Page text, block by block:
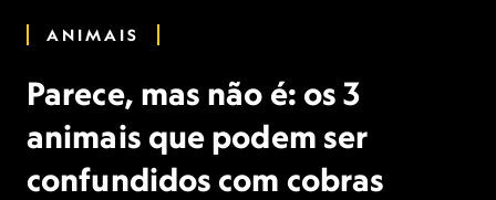
ANIMAIS
Parece, mas não é: os 3
animais que podem ser
confundidos com cobras